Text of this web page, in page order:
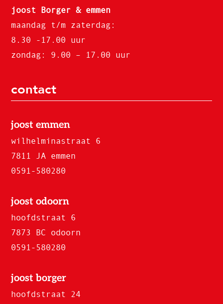
joost Borger & emmen
maandag t/m zaterdag:
8.30 -17.00 uur
zondag: 9.00 – 17.00 uur
contact
joost emmen
wilhelminastraat 6
7811 JA emmen
0591-580280
joost odoorn
hoofdstraat 6
7873 BC odoorn
0591-580280
joost borger
hoofdstraat 24